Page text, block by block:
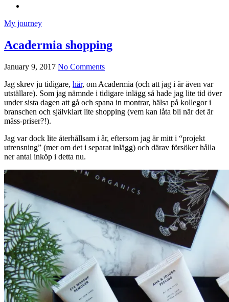
My journey
Acadermia shopping
January 9, 2017 No Comments
Jag skrev ju tidigare, här, om Acadermia (och att jag i år även var
utställare). Som jag nämnde i tidigare inlägg så hade jag lite tid över
under sista dagen att gå och spana in montrar, hälsa på kollegor i
branschen och självklart lite shopping (vem kan låta bli när det är
mäss-priser?!).
Jag var dock lite återhållsam i år, eftersom jag är mitt i “projekt
utrensning” (mer om det i separat inlägg) och därav försöker hålla
ner antal inköp i detta nu.